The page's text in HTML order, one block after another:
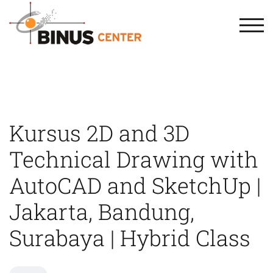
Kursus 2D and 3D
Technical Drawing with
AutoCAD and SketchUp |
Jakarta, Bandung,
Surabaya | Hybrid Class